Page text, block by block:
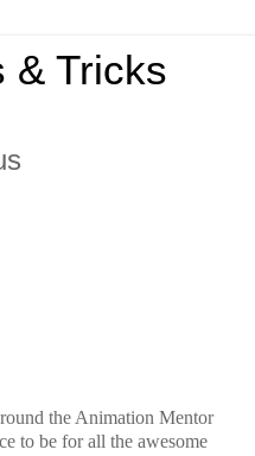
& Tricks
the Animation Mentor
to be for all the awesome